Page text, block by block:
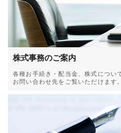
株式事務のご案内
各種お手続き・配当金、株式につい
お問い合わせ先をご覧いただけます。